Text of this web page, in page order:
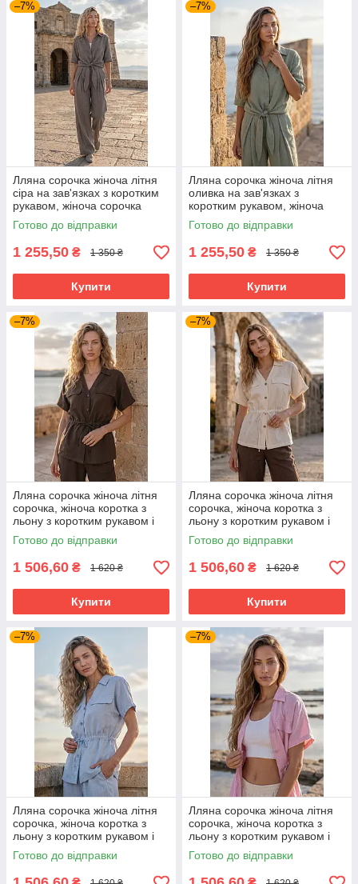
–7%
Лляна сорочка жіноча літня
сіра на зав'язках з коротким
рукавом, жіноча сорочка
коротка з льону вільного
крою 42-52 розміри
Готово до відправки
1 255,50 ₴ 1 350 ₴
Купити
–7%
Лляна сорочка жіноча літня
оливка на зав'язках з
коротким рукавом, жіноча
сорочка коротка з льону
вільного крою 42-52 розміри
Готово до відправки
1 255,50 ₴ 1 350 ₴
Купити
–7%
Лляна сорочка жіноча літня
сорочка, жіноча коротка з
льону з коротким рукавом і
поясом на ґудзиках вільного
крою 42-52 розміри
Готово до відправки
1 506,60 ₴ 1 620 ₴
Купити
–7%
Лляна сорочка жіноча літня
сорочка, жіноча коротка з
льону з коротким рукавом і
поясом на ґудзиках вільного
крою 42-52 розміри
Готово до відправки
1 506,60 ₴ 1 620 ₴
Купити
–7%
Лляна сорочка жіноча літня
сорочка, жіноча коротка з
льону з коротким рукавом і
поясом на ґудзиках вільного
крою 42-52 розміри
Готово до відправки
–7%
Лляна сорочка жіноча літня
сорочка, жіноча коротка з
льону з коротким рукавом і
поясом на ґудзиках вільного
крою 42-52 розміри
Готово до відправки